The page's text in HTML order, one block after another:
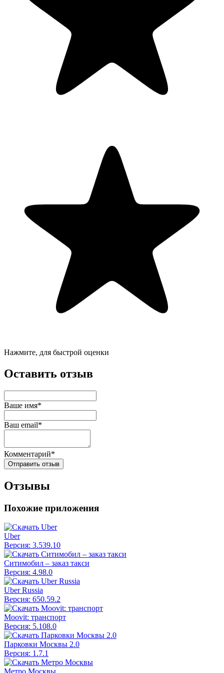
Нажмите, для быстрой оценки
Оставить отзыв
Ваше имя*
Ваш email*
Комментарий*
Отправить отзыв
Отзывы
Похожие приложения
Uber
Версия: 3.539.10
Ситимобил – заказ такси
Версия: 4.98.0
Uber Russia
Версия: 650.59.2
Moovit: транспорт
Версия: 5.108.0
Парковки Москвы 2.0
Версия: 1.7.1